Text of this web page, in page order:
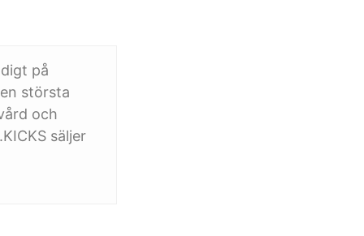
på
största
och
säljer